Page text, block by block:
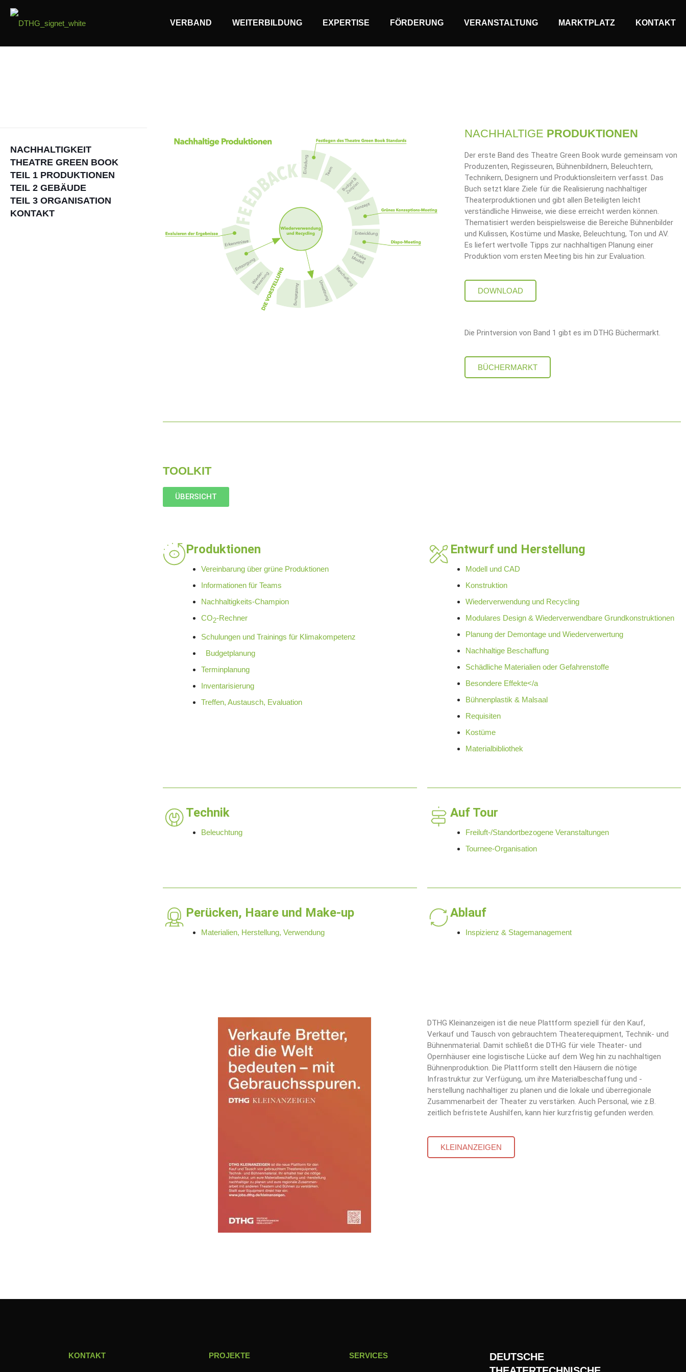
VERBAND WEITERBILDUNG EXPERTISE FÖRDERUNG VERANSTALTUNG MARKTPLATZ KONTAKT
NACHHALTIGE PRODUKTIONEN
Der erste Band des Theatre Green Book wurde gemeinsam von
Produzenten, Regisseuren, Bühnenbildnern, Beleuchtern,
Technikern, Designern und Produktionsleitern verfasst. Das
Buch setzt klare Ziele für die Realisierung nachhaltiger
Theaterproduktionen und gibt allen Beteiligten leicht
verständliche Hinweise, wie diese erreicht werden können.
Thematisiert werden beispielsweise die Bereiche Bühnenbilder
und Kulissen, Kostüme und Maske, Beleuchtung, Ton und AV.
Es liefert wertvolle Tipps zur nachhaltigen Planung einer
Produktion vom ersten Meeting bis hin zur Evaluation.
DOWNLOAD
Die Printversion von Band 1 gibt es im DTHG Büchermarkt.
BÜCHERMARKT
TOOLKIT
ÜBERSICHT
Produktionen
Vereinbarung über grüne Produktionen
Informationen für Teams
Nachhaltigkeits-Champion
CO2-Rechner
Schulungen und Trainings für Klimakompetenz
Budgetplanung
Terminplanung
Inventarisierung
Treffen, Austausch, Evaluation
Entwurf und Herstellung
Modell und CAD
Konstruktion
Wiederverwendung und Recycling
Modulares Design & Wiederverwendbare Grundkonstruktionen
Planung der Demontage und Wiederverwertung
Nachhaltige Beschaffung
Schädliche Materialien oder Gefahrenstoffe
Besondere Effekte</a
Bühnenplastik & Malsaal
Requisiten
Kostüme
Materialbibliothek
Technik
Beleuchtung
Auf Tour
Freiluft-/Standortbezogene Veranstaltungen
Tournee-Organisation
Perücken, Haare und Make-up
Materialien, Herstellung, Verwendung
Ablauf
Inspizienz & Stagemanagement
DTHG Kleinanzeigen ist die neue Plattform speziell für den Kauf,
Verkauf und Tausch von gebrauchtem Theaterequipment, Technik- und
Bühnenmaterial. Damit schließt die DTHG für viele Theater- und
Opernhäuser eine logistische Lücke auf dem Weg hin zu nachhaltigen
Bühnenproduktion. Die Plattform stellt den Häusern die nötige
Infrastruktur zur Verfügung, um ihre Materialbeschaffung und -
herstellung nachhaltiger zu planen und die lokale und überregionale
Zusammenarbeit der Theater zu verstärken. Auch Personal, wie z.B.
zeitlich befristete Aushilfen, kann hier kurzfristig gefunden werden.
KLEINANZEIGEN
NACHHALTIGKEIT
THEATRE GREEN BOOK
TEIL 1 PRODUKTIONEN
TEIL 2 GEBÄUDE
TEIL 3 ORGANISATION
KONTAKT
KONTAKT PROJEKTE SERVICES
DEUTSCHE